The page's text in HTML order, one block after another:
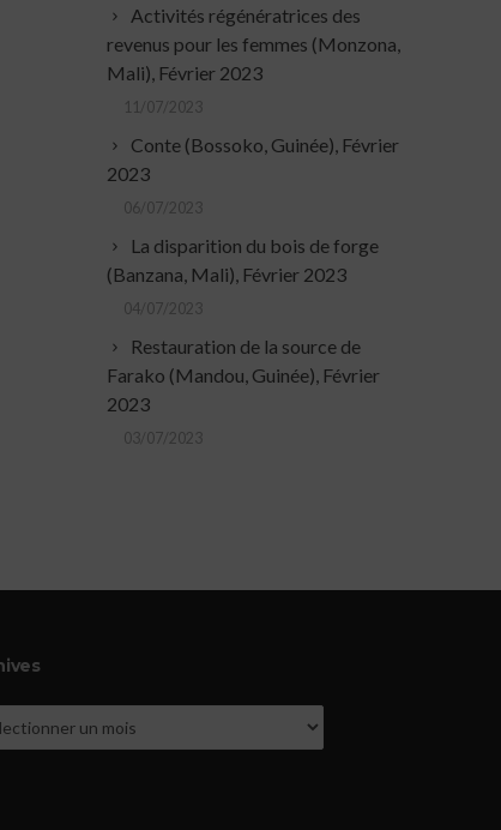
Activités régénératrices des
revenus pour les femmes (Monzona,
Mali), Février 2023
11/07/2023
Conte (Bossoko, Guinée), Février
2023
06/07/2023
La disparition du bois de forge
(Banzana, Mali), Février 2023
04/07/2023
Restauration de la source de
Farako (Mandou, Guinée), Février
2023
03/07/2023